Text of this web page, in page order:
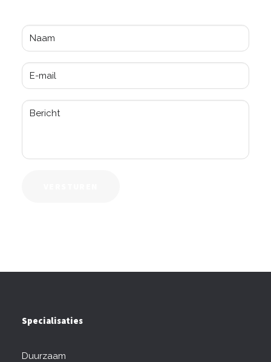
Specialisaties
Duurzaam